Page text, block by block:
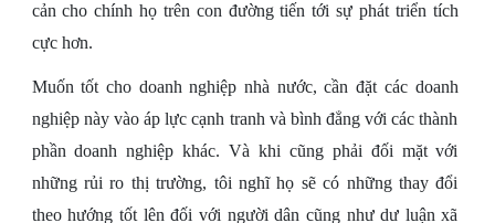
cản cho chính họ trên con đường tiến tới sự phát triển tích
cực hơn.
Muốn tốt cho doanh nghiệp nhà nước, cần đặt các doanh
nghiệp này vào áp lực cạnh tranh và bình đẳng với các thành
phần doanh nghiệp khác. Và khi cũng phải đối mặt với
những rủi ro thị trường, tôi nghĩ họ sẽ có những thay đổi
theo hướng tốt lên đối với người dân cũng như dư luận xã